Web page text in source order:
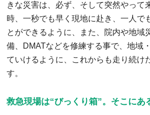
きな災害は、必ず、そして突然やって
時、一秒でも早く現地に赴き、一人で
とができるように、また、院内や地域
備、DMATなどを修練する事で、地域
ていけるように、これからも走り続け
す。
救急現場は“びっくり箱”。そこにあ